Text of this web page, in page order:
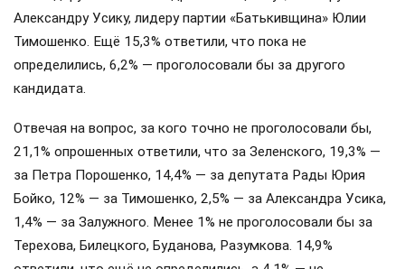
Александру Усику, лидеру партии «Батькивщина» Юлии
Тимошенко. Ещё 15,3% ответили, что пока не
определились, 6,2% — проголосовали бы за другого
кандидата.
Отвечая на вопрос, за кого точно не проголосовали бы,
21,1% опрошенных ответили, что за Зеленского, 19,3% —
за Петра Порошенко, 14,4% — за депутата Рады Юрия
Бойко, 12% — за Тимошенко, 2,5% — за Александра Усика,
1,4% — за Залужного. Менее 1% не проголосовали бы за
Терехова, Билецкого, Буданова, Разумкова. 14,9%